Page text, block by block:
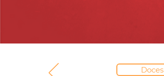
Doces